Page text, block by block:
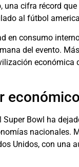
cifra récord
al fútbol
en consumo
del evento.
económica
Bowl ha
nacionales.
Unidos, con una